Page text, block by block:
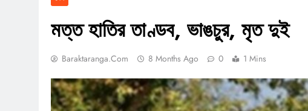
মত্ত হাতির তাণ্ডব, ভাঙচুর, মৃত দুই
Baraktaranga.com 8 Months Ago 0 1 Mins